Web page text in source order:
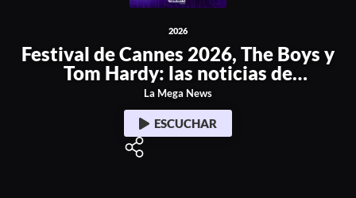
2026
Festival de Cannes 2026, The Boys y
Tom Hardy: las noticias de
entretenimiento que dan de qué
hablar
La Mega News
ESCUCHAR